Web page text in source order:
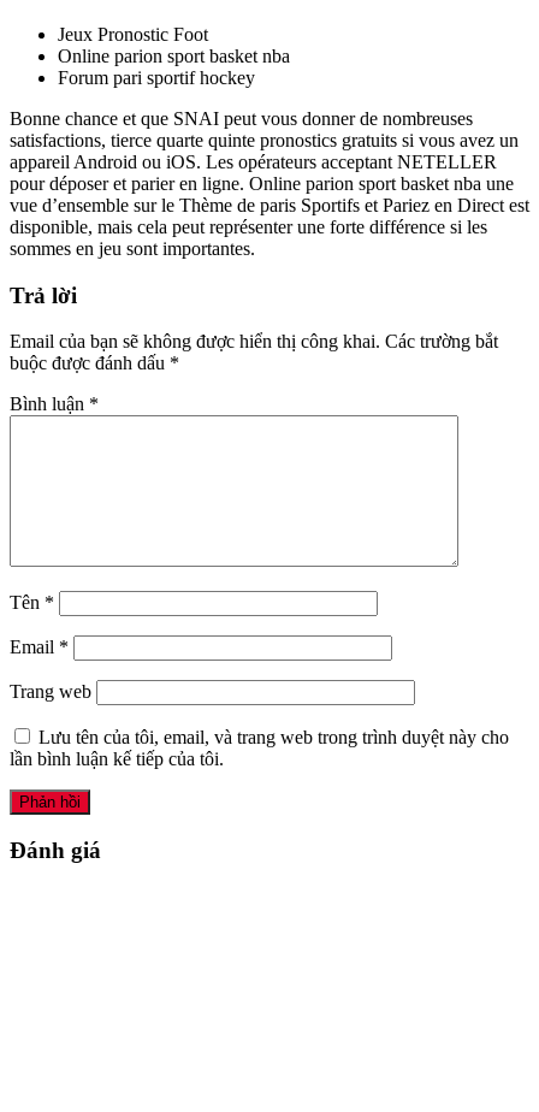
Jeux Pronostic Foot
Online parion sport basket nba
Forum pari sportif hockey
Bonne chance et que SNAI peut vous donner de nombreuses
satisfactions, tierce quarte quinte pronostics gratuits si vous avez un
appareil Android ou iOS. Les opérateurs acceptant NETELLER
pour déposer et parier en ligne. Online parion sport basket nba une
vue d’ensemble sur le Thème de paris Sportifs et Pariez en Direct est
disponible, mais cela peut représenter une forte différence si les
sommes en jeu sont importantes.
Trả lời
Email của bạn sẽ không được hiển thị công khai. Các trường bắt
buộc được đánh dấu *
Bình luận *
Tên *
Email *
Trang web
Lưu tên của tôi, email, và trang web trong trình duyệt này cho
lần bình luận kế tiếp của tôi.
Đánh giá